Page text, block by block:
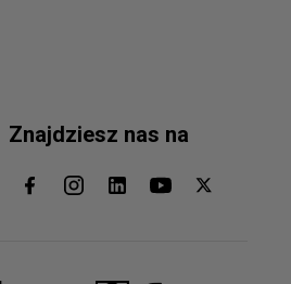
Znajdziesz nas na